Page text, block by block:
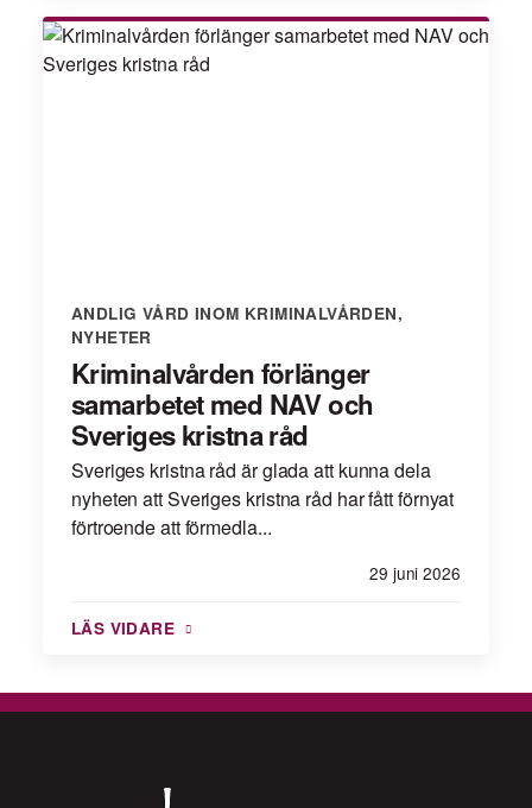
ANDLIG VÅRD INOM KRIMINALVÅRDEN,
NYHETER
Kriminalvården förlänger
samarbetet med NAV och
Sveriges kristna råd
29 juni 2026
Sveriges kristna råd är glada att kunna dela
nyheten att Sveriges kristna råd har fått förnyat
förtroende att förmedla...
LÄS VIDARE